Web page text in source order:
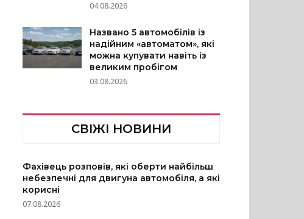
04.08.2026
Названо 5 автомобілів із
надійним «автоматом», які
можна купувати навіть із
великим пробігом
03.08.2026
СВІЖІ НОВИНИ
Фахівець розповів, які оберти найбільш
небезпечні для двигуна автомобіля, а які
корисні
07.08.2026